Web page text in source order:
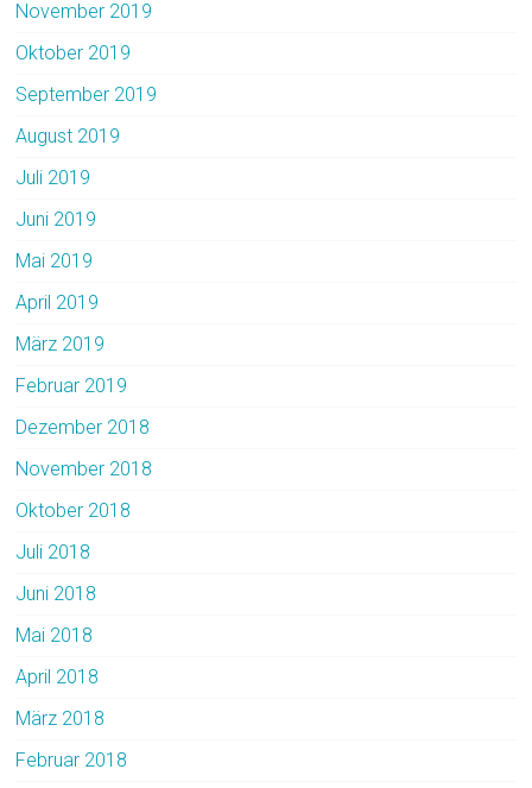
November 2019
Oktober 2019
September 2019
August 2019
Juli 2019
Juni 2019
Mai 2019
April 2019
März 2019
Februar 2019
Dezember 2018
November 2018
Oktober 2018
Juli 2018
Juni 2018
Mai 2018
April 2018
März 2018
Februar 2018